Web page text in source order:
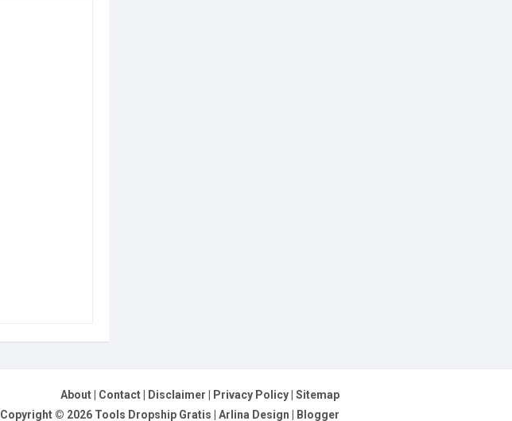
About Contact Disclaimer Privacy Policy Sitemap
Copyright © 2026 Tools Dropship Gratis Arlina Design Blogger